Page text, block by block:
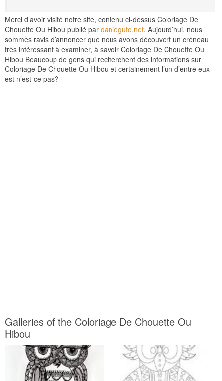
Merci d’avoir visité notre site, contenu ci-dessus Coloriage De
Chouette Ou Hibou publié par danieguto,net. Aujourd’hui, nous
sommes ravis d’annoncer que nous avons découvert un créneau
très intéressant à examiner, à savoir Coloriage De Chouette Ou
Hibou Beaucoup de gens qui recherchent des informations sur
Coloriage De Chouette Ou Hibou et certainement l’un d’entre eux
est n’est-ce pas?
Galleries of the Coloriage De Chouette Ou
Hibou